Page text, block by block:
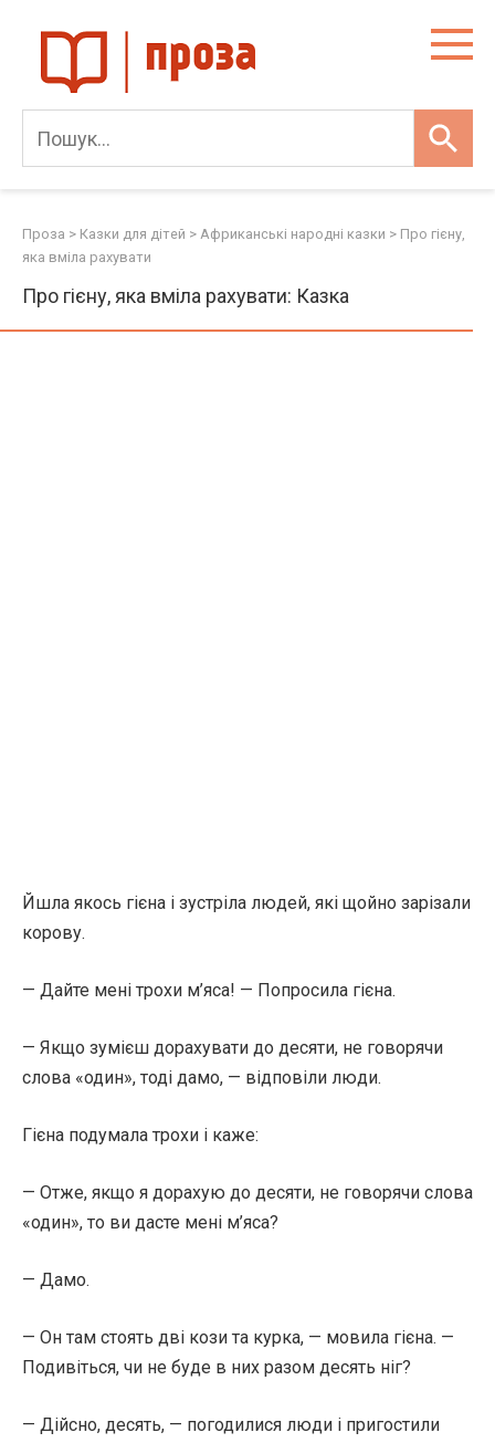
content
Проза > Казки для дітей > Африканські народні казки > Про гієну,
яка вміла рахувати
Про гієну, яка вміла рахувати: Казка
Йшла якось гієна і зустріла людей, які щойно зарізали
корову.
— Дайте мені трохи м’яса! — Попросила гієна.
— Якщо зумієш дорахувати до десяти, не говорячи
слова «один», тоді дамо, — відповіли люди.
Гієна подумала трохи і каже:
— Отже, якщо я дорахую до десяти, не говорячи слова
«один», то ви дасте мені м’яса?
— Дамо.
— Он там стоять дві кози та курка, — мовила гієна. —
Подивіться, чи не буде в них разом десять ніг?
— Дійсно, десять, — погодилися люди і пригостили